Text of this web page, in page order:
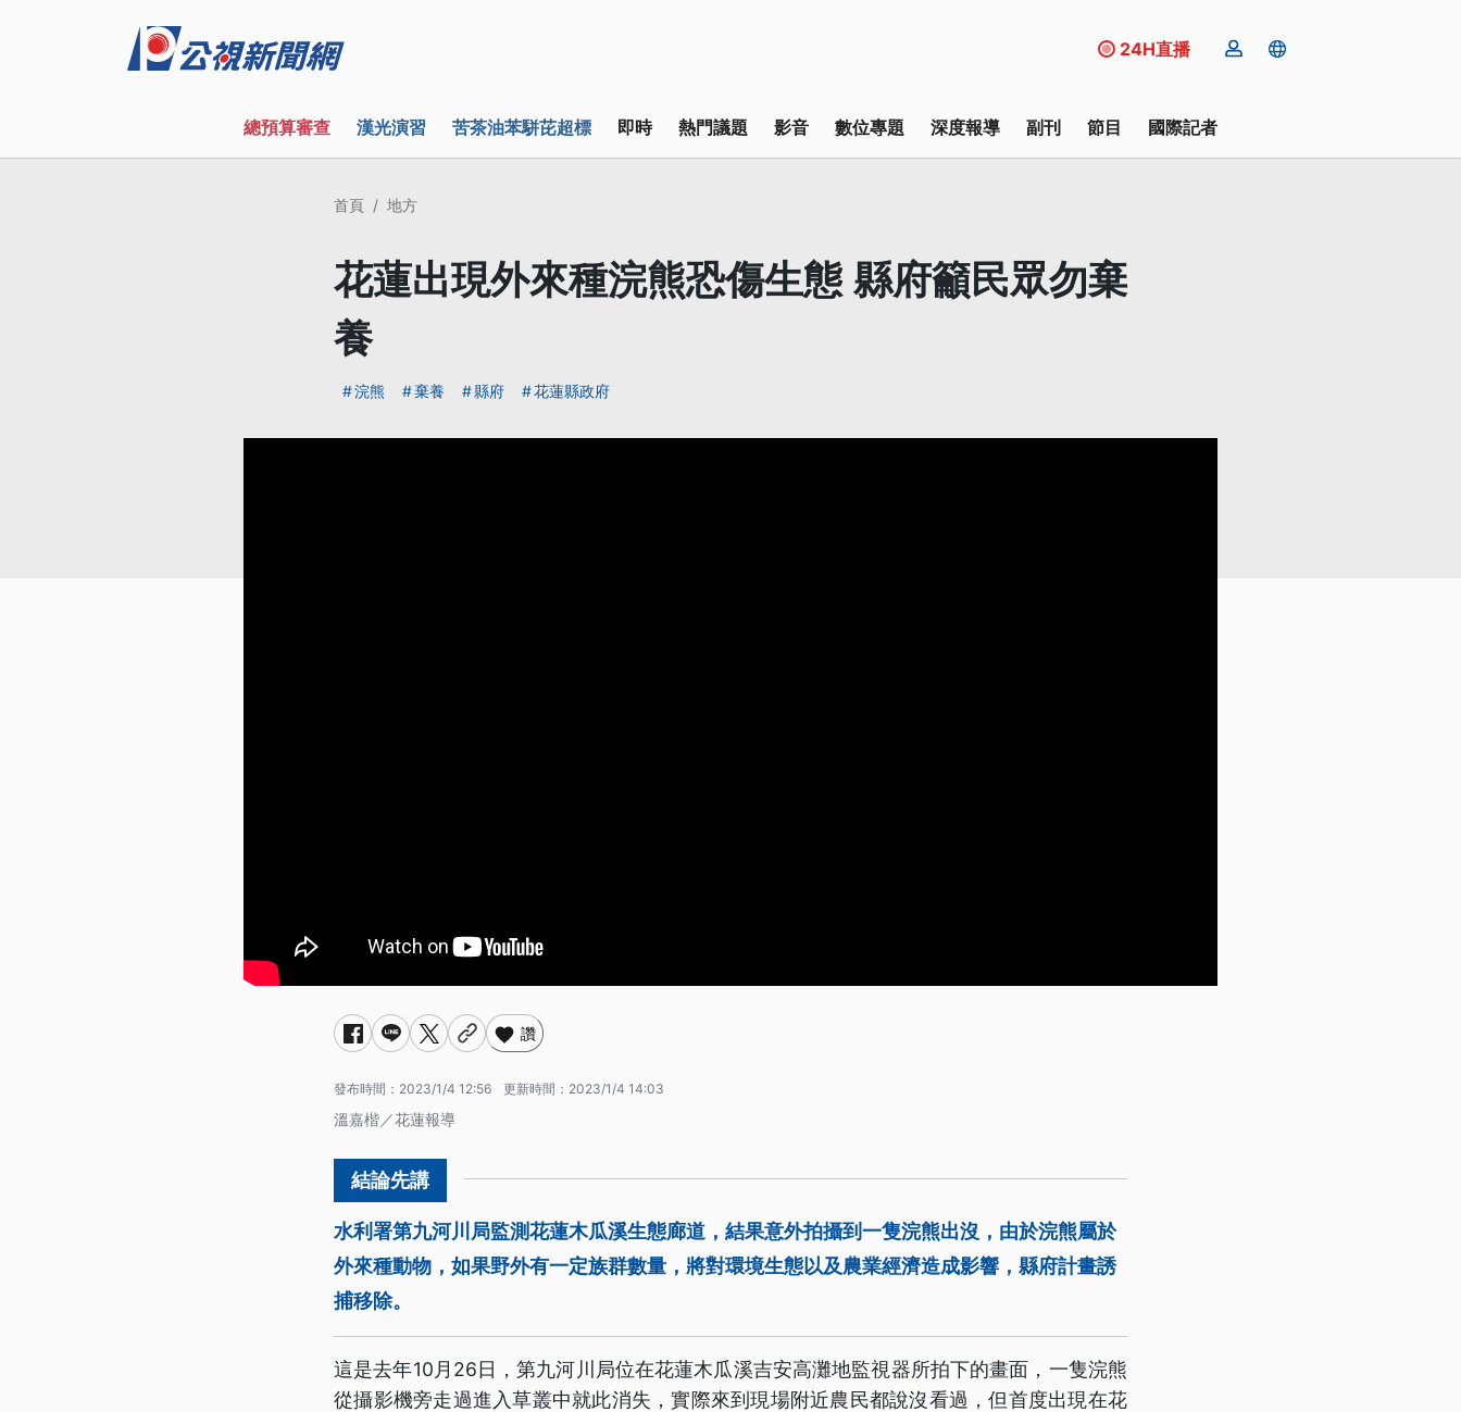
24H直播
總預算審查 漢光演習 苦茶油苯駢芘超標 即時 熱門議題 影音 數位專題 深度報導 副刊 節目 國際記者
首頁 地方
花蓮出現外來種浣熊恐傷生態 縣府籲民眾勿棄
養
浣熊 棄養 縣府 花蓮縣政府
讚
發布時間： 2023/1/4 12:56 更新時間： 2023/1/4 14:03
溫嘉楷／花蓮報導
水利署第九河川局監測花蓮木瓜溪生態廊道，結果意外拍攝到一隻浣熊出沒，由於浣熊屬於
外來種動物，如果野外有一定族群數量，將對環境生態以及農業經濟造成影響，縣府計畫誘
捕移除。
這是去年10月26日，第九河川局位在花蓮木瓜溪吉安高灘地監視器所拍下的畫面，一隻浣熊
從攝影機旁走過進入草叢中就此消失，實際來到現場附近農民都說沒看過，但首度出現在花